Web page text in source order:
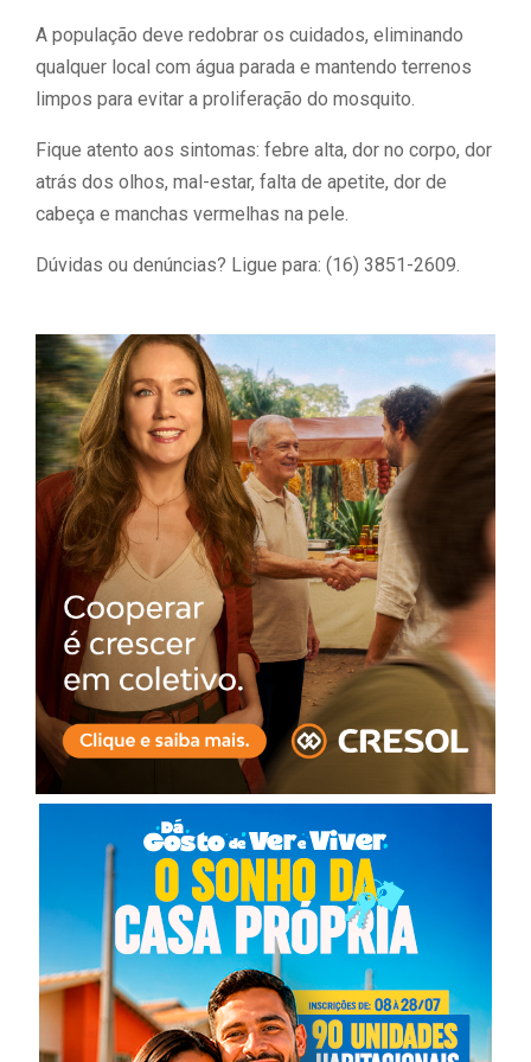
A população deve redobrar os cuidados, eliminando
qualquer local com água parada e mantendo terrenos
limpos para evitar a proliferação do mosquito.
Fique atento aos sintomas: febre alta, dor no corpo, dor
atrás dos olhos, mal-estar, falta de apetite, dor de
cabeça e manchas vermelhas na pele.
Dúvidas ou denúncias? Ligue para: (16) 3851-2609.